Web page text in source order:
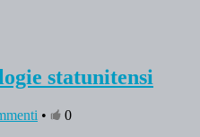
statunitensi
•
0